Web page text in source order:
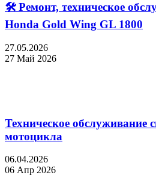
🛠 Ремонт, техническое
Honda Gold Wing GL 1800
27.05.2026
27 Май 2026
Техническое обслуживание
мотоцикла
06.04.2026
06 Апр 2026